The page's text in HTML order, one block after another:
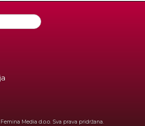
Media d.o.o. Sva prava pridržana.